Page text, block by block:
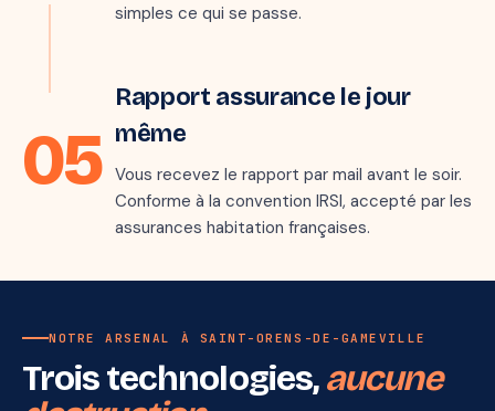
simples ce qui se passe.
05
Rapport assurance le jour
même
Vous recevez le rapport par mail avant le soir.
Conforme à la convention IRSI, accepté par les
assurances habitation françaises.
mark_email_read
NOTRE ARSENAL À SAINT-ORENS-DE-GAMEVILLE
Trois technologies,aucune